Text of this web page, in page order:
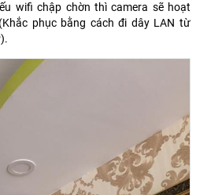
wifi chập chờn thì camera sẽ hoạt
phục bằng cách đi dây LAN từ